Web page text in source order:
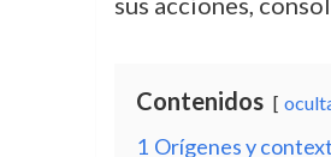
Contenidos
1 Orígenes y